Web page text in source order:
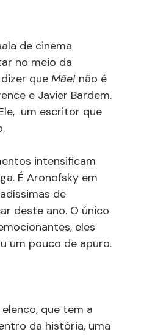
de cinema
no meio da
que Mãe! não é
e Javier Bardem.
um escritor que
intensificam
É Aronofsky em
de
deste ano. O único
eles
um pouco de apuro.
que tem a
da história, uma